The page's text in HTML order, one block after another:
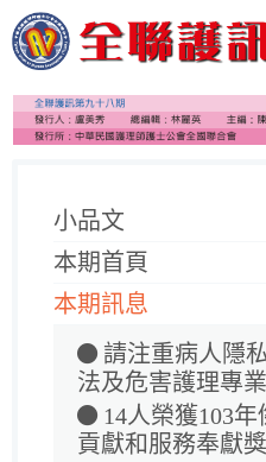
小品文
本期首頁
本期訊息
請注重病人隱
法及危害護理專業
14人榮獲103
貢獻和服務奉獻獎